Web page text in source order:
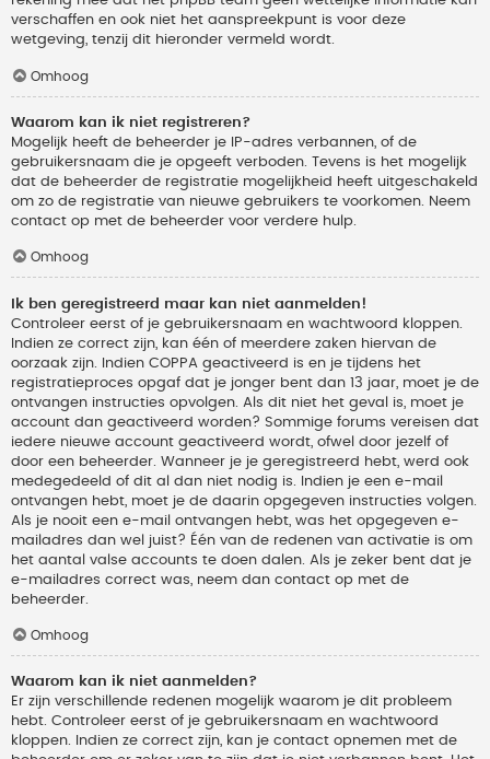
verschaffen en ook niet het aanspreekpunt is voor deze
wetgeving, tenzij dit hieronder vermeld wordt.
Omhoog
Waarom kan ik niet registreren?
Mogelijk heeft de beheerder je IP-adres verbannen, of de
gebruikersnaam die je opgeeft verboden. Tevens is het mogelijk
dat de beheerder de registratie mogelijkheid heeft uitgeschakeld
om zo de registratie van nieuwe gebruikers te voorkomen. Neem
contact op met de beheerder voor verdere hulp.
Omhoog
Ik ben geregistreerd maar kan niet aanmelden!
Controleer eerst of je gebruikersnaam en wachtwoord kloppen.
Indien ze correct zijn, kan één of meerdere zaken hiervan de
oorzaak zijn. Indien COPPA geactiveerd is en je tijdens het
registratieproces opgaf dat je jonger bent dan 13 jaar, moet je de
ontvangen instructies opvolgen. Als dit niet het geval is, moet je
account dan geactiveerd worden? Sommige forums vereisen dat
iedere nieuwe account geactiveerd wordt, ofwel door jezelf of
door een beheerder. Wanneer je je geregistreerd hebt, werd ook
medegedeeld of dit al dan niet nodig is. Indien je een e-mail
ontvangen hebt, moet je de daarin opgegeven instructies volgen.
Als je nooit een e-mail ontvangen hebt, was het opgegeven e-
mailadres dan wel juist? Één van de redenen van activatie is om
het aantal valse accounts te doen dalen. Als je zeker bent dat je
e-mailadres correct was, neem dan contact op met de
beheerder.
Omhoog
Waarom kan ik niet aanmelden?
Er zijn verschillende redenen mogelijk waarom je dit probleem
hebt. Controleer eerst of je gebruikersnaam en wachtwoord
kloppen. Indien ze correct zijn, kan je contact opnemen met de